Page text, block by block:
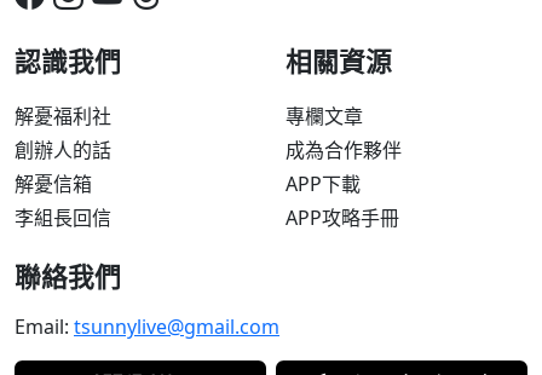
認識我們
解憂福利社
創辦人的話
解憂信箱
李組長回信
相關資源
專欄文章
成為合作夥伴
APP下載
APP攻略手冊
聯絡我們
Email: tsunnylive@gmail.com